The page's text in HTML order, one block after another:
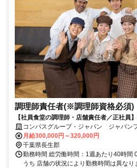
調理師責任者(※調理師資格必須)
【社員食堂の調理師・店舗責任者／正社員
の店舗マネジメント職！
コンパスグループ・ジャパン ジャパ
月給300,000円～320,000円
千葉県長生郡
勤務時間 総労働時間：1週あたり40時間
うち 店舗の状況により勤務時間は異なり